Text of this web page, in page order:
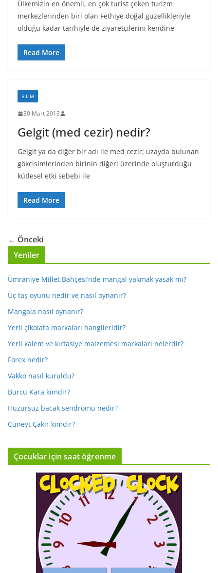
Ülkemizin en önemli, en çok turist çeken turizm
merkezlerinden biri olan Fethiye doğal güzellikleriyle
olduğu kadar tarihiyle de ziyaretçilerini kendine
Read More
BILIM
30 Mart 2013
Gelgit (med cezir) nedir?
Gelgit ya da diğer bir adı ile med cezir; uzayda bulunan
gökcisimlerinden birinin diğeri üzerinde oluşturduğu
kütlesel etki sebebi ile
Read More
← Önceki
Yeniler
Ümraniye Millet Bahçesi’nde mangal yakmak yasak mı?
Üç taş oyunu nedir ve nasıl oynanır?
Mangala nasıl oynanır?
Yerli çikolata markaları hangileridir?
Yerli kalem ve kırtasiye malzemesi markaları nelerdir?
Forex nedir?
Vakko nasıl kuruldu?
Burcu Kara kimdir?
Huzursuz bacak sendromu nedir?
Cüneyt Çakır kimdir?
Çocuklar için saat öğrenme